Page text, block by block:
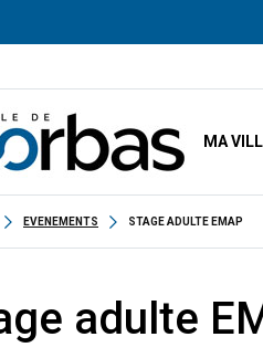
MA
EVENEMENTS STAGE ADULTE EMAP
adulte